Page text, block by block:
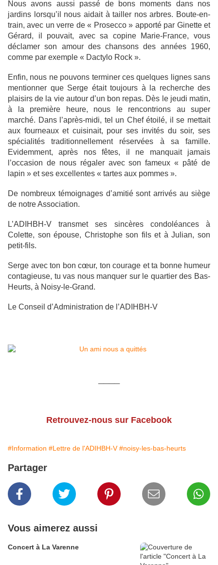
Nous avons aussi passé de bons moments dans nos
jardins lorsqu’il nous aidait à tailler nos arbres. Boute-en-
train, avec un verre de « Prosecco » apporté par Ginette et
Gérard, il pouvait, avec sa copine Marie-France, vous
déclamer son amour des chansons des années 1960,
comme par exemple « Dactylo Rock ».
Enfin, nous ne pouvons terminer ces quelques lignes sans
mentionner que Serge était toujours à la recherche des
plaisirs de la vie autour d’un bon repas. Dès le jeudi matin,
à la première heure, nous le rencontrions au super
marché. Dans l’après-midi, tel un Chef étoilé, il se mettait
aux fourneaux et cuisinait, pour ses invités du soir, ses
spécialités traditionnellement réservées à sa famille.
Evidemment, après nos fêtes, il ne manquait jamais
l’occasion de nous régaler avec son fameux « pâté de
lapin » et ses excellentes « tartes aux pommes ».
De nombreux témoignages d’amitié sont arrivés au siège
de notre Association.
L’ADIHBH-V transmet ses sincères condoléances à
Colette, son épouse, Christophe son fils et à Julian, son
petit-fils.
Serge avec ton bon cœur, ton courage et ta bonne humeur
contagieuse, tu vas nous manquer sur le quartier des Bas-
Heurts, à Noisy-le-Grand.
Le Conseil d’Administration de l’ADIHBH-V
Retrouvez-nous sur Facebook
#Information #Lettre de l'ADIHBH-V #noisy-les-bas-heurts
Partager
Vous aimerez aussi
Concert à La Varenne